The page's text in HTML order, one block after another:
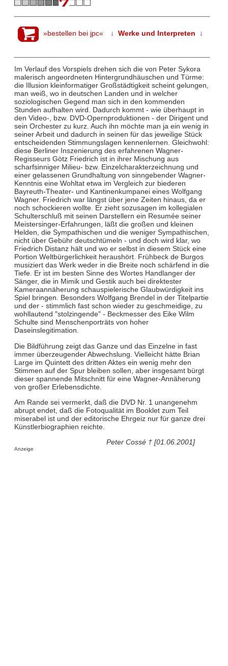
»bestellen bei jpc« ↓ Werke und Interpreten ↓
Im Verlauf des Vorspiels drehen sich die von Peter Sykora
malerisch angeordneten Hintergrundhäuschen und Türme:
die Illusion kleinformatiger Großstädtigkeit scheint gelungen,
man weiß, wo in deutschen Landen und in welcher
soziologischen Gegend man sich in den kommenden
Stunden aufhalten wird. Dadurch kommt - wie überhaupt in
den Video-, bzw. DVD-Opernproduktionen - der Dirigent und
sein Orchester zu kurz. Auch ihn möchte man ja ein wenig in
seiner Arbeit und dadurch in seinen für das jeweilige Stück
entscheidenden Stimmungslagen kennenlernen. Gleichwohl:
diese Berliner Inszenierung des erfahrenen Wagner-
Regisseurs Götz Friedrich ist in ihrer Mischung aus
scharfsinniger Milieu- bzw. Einzelcharakterzeichnung und
einer gelassenen Grundhaltung von sinngebender Wagner-
Kenntnis eine Wohltat etwa im Vergleich zur biederen
Bayreuth-Theater- und Kantinenkumpanei eines Wolfgang
Wagner. Friedrich war längst über jene Zeiten hinaus, da er
noch schockieren wollte. Er zieht sozusagen im kollegialen
Schulterschluß mit seinen Darstellern ein Resumée seiner
Meistersinger-Erfahrungen, läßt die großen und kleinen
Helden, die Sympathischen und die weniger Sympathischen,
nicht über Gebühr deutschtümeln - und doch wird klar, wo
Friedrich Distanz hält und wo er selbst in diesem Stück eine
Portion Weltbürgerlichkeit heraushört. Frühbeck de Burgos
musiziert das Werk weder in die Breite noch schärfend in die
Tiefe. Er ist im besten Sinne des Wortes Handlanger der
Sänger, die in Mimik und Gestik auch bei direktester
Kameraannäherung schauspielerische Glaubwürdigkeit ins
Spiel bringen. Besonders Wolfgang Brendel in der Titelpartie
und der - stimmlich fast schon wieder zu geschmeidige, zu
wohllautend "stolzingende" - Beckmesser des Eike Wilm
Schulte sind Menschenporträts von hoher
Daseinslegitimation.
Die Bildführung zeigt das Ganze und das Einzelne in fast
immer überzeugender Abwechslung. Vielleicht hätte Brian
Large im Quintett des dritten Aktes ein wenig mehr den
Stimmen auf der Spur bleiben sollen, aber insgesamt bürgt
dieser spannende Mitschnitt für eine Wagner-Annäherung
von großer Erlebensdichte.
Am Rande sei vermerkt, daß die DVD Nr. 1 unangenehm
abrupt endet, daß die Fotoqualität im Booklet zum Teil
miserabel ist und der editorische Ehrgeiz nur für ganze drei
Künstlerbiographien reichte.
Peter Cossé † [01.06.2001]
Anzeige